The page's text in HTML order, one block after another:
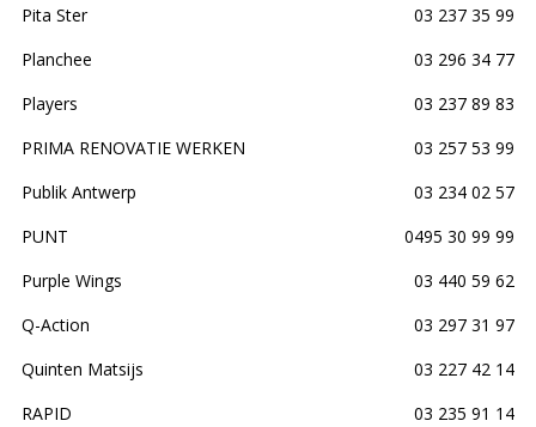
Pita Ster
03 237 35 99
Planchee
03 296 34 77
Players
03 237 89 83
PRIMA RENOVATIE WERKEN
03 257 53 99
Publik Antwerp
03 234 02 57
PUNT
0495 30 99 99
Purple Wings
03 440 59 62
Q-Action
03 297 31 97
Quinten Matsijs
03 227 42 14
RAPID
03 235 91 14